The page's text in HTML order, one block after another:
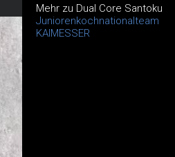
Mehr zu Dual Core Santoku
Juniorenkochnationalteam
KAIMESSER